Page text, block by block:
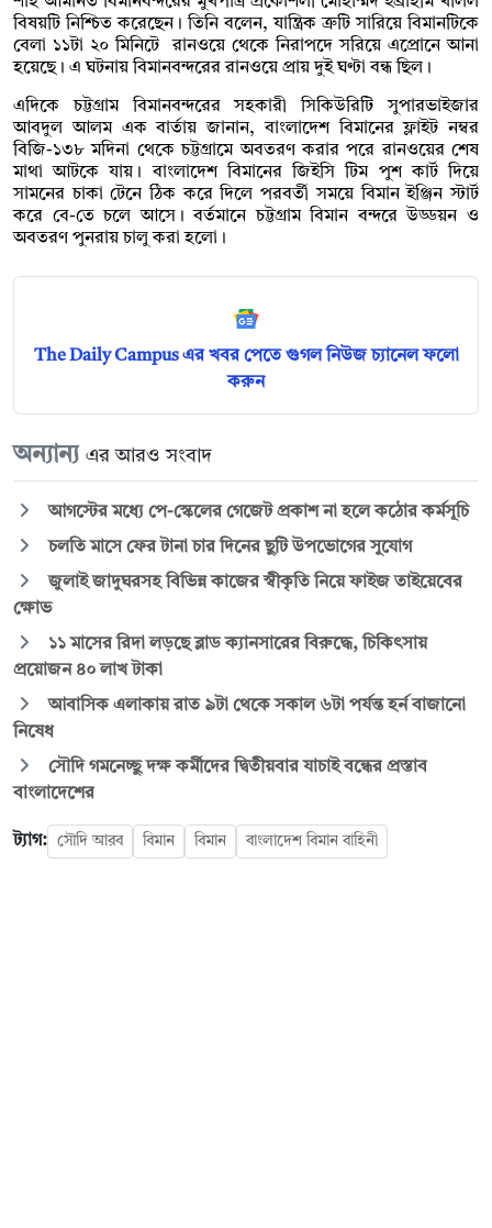
বিষয়টি নিশ্চিত করেছেন। তিনি বলেন, যান্ত্রিক ত্রুটি সারিয়ে বিমানটিকে
বেলা ১১টা ২০ মিনিটে রানওয়ে থেকে নিরাপদে সরিয়ে এপ্রোনে আনা
হয়েছে। এ ঘটনায় বিমানবন্দরের রানওয়ে প্রায় দুই ঘণ্টা বন্ধ ছিল।
এদিকে চট্টগ্রাম বিমানবন্দরের সহকারী সিকিউরিটি সুপারভাইজার
আবদুল আলম এক বার্তায় জানান, বাংলাদেশ বিমানের ফ্লাইট নম্বর
বিজি-১৩৮ মদিনা থেকে চট্টগ্রামে অবতরণ করার পরে রানওয়ের শেষ
মাথা আটকে যায়। বাংলাদেশ বিমানের জিইসি টিম পুশ কার্ট দিয়ে
সামনের চাকা টেনে ঠিক করে দিলে পরবর্তী সময়ে বিমান ইঞ্জিন স্টার্ট
করে বে-তে চলে আসে। বর্তমানে চট্টগ্রাম বিমান বন্দরে উড্ডয়ন ও
অবতরণ পুনরায় চালু করা হলো।
The Daily Campus এর খবর পেতে গুগল নিউজ চ্যানেল ফলো
করুন
অন্যান্য এর আরও সংবাদ
আগস্টের মধ্যে পে-স্কেলের গেজেট প্রকাশ না হলে কঠোর কর্মসূচি
চলতি মাসে ফের টানা চার দিনের ছুটি উপভোগের সুযোগ
জুলাই জাদুঘরসহ বিভিন্ন কাজের স্বীকৃতি নিয়ে ফাইজ তাইয়েবের
ক্ষোভ
১১ মাসের রিদা লড়ছে ব্লাড ক্যানসারের বিরুদ্ধে, চিকিৎসায়
প্রয়োজন ৪০ লাখ টাকা
আবাসিক এলাকায় রাত ৯টা থেকে সকাল ৬টা পর্যন্ত হর্ন বাজানো
নিষেধ
সৌদি গমনেচ্ছু দক্ষ কর্মীদের দ্বিতীয়বার যাচাই বন্ধের প্রস্তাব
বাংলাদেশের
ট্যাগ: সৌদি আরব বিমান বিমান বাংলাদেশ বিমান বাহিনী